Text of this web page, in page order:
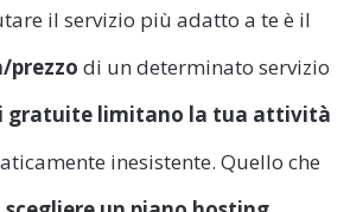
il servizio più adatto a te è il
prezzo di un determinato servizio
gratuite limitano la tua attività
inesistente. Quello che